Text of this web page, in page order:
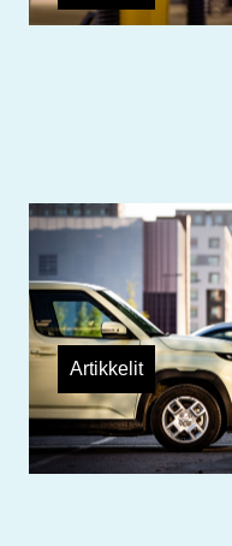
Vermon
maksaa
Artikkelit